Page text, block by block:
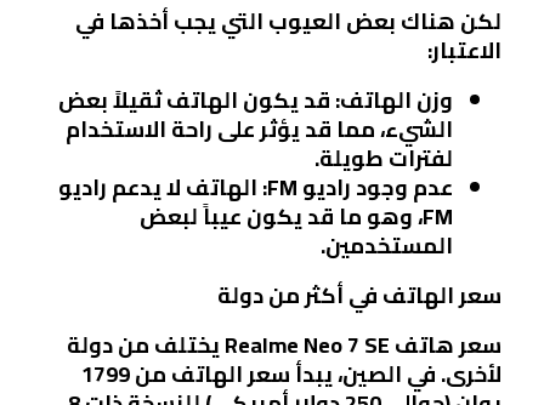
لكن هناك بعض العيوب التي يجب أخذها في
الاعتبار:
وزن الهاتف: قد يكون الهاتف ثقيلاً بعض
الشيء، مما قد يؤثر على راحة الاستخدام
لفترات طويلة.
عدم وجود راديو FM : الهاتف لا يدعم راديو
FM، وهو ما قد يكون عيباً لبعض
المستخدمين.
سعر الهاتف في أكثر من دولة
سعر هاتف Realme Neo 7 SE يختلف من دولة
لأخرى. في الصين، يبدأ سعر الهاتف من 1799